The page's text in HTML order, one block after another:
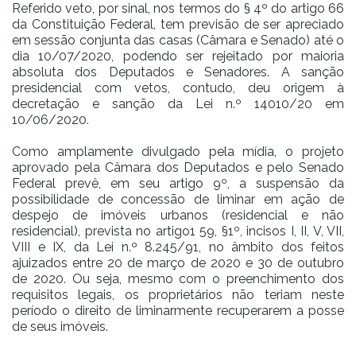
Referido veto, por sinal, nos termos do § 4º do artigo 66
da Constituição Federal, tem previsão de ser apreciado
em sessão conjunta das casas (Câmara e Senado) até o
dia 10/07/2020, podendo ser rejeitado por maioria
absoluta dos Deputados e Senadores. A sanção
presidencial com vetos, contudo, deu origem à
decretação e sanção da Lei n.º 14010/20 em
10/06/2020.
Como amplamente divulgado pela mídia, o projeto
aprovado pela Câmara dos Deputados e pelo Senado
Federal prevê, em seu artigo 9º, a suspensão da
possibilidade de concessão de liminar em ação de
despejo de imóveis urbanos (residencial e não
residencial), prevista no artigo1 59, §1º, incisos I, II, V, VII,
VIII e IX, da Lei n.º 8.245/91, no âmbito dos feitos
ajuizados entre 20 de março de 2020 e 30 de outubro
de 2020. Ou seja, mesmo com o preenchimento dos
requisitos legais, os proprietários não teriam neste
período o direito de liminarmente recuperarem a posse
de seus imóveis.